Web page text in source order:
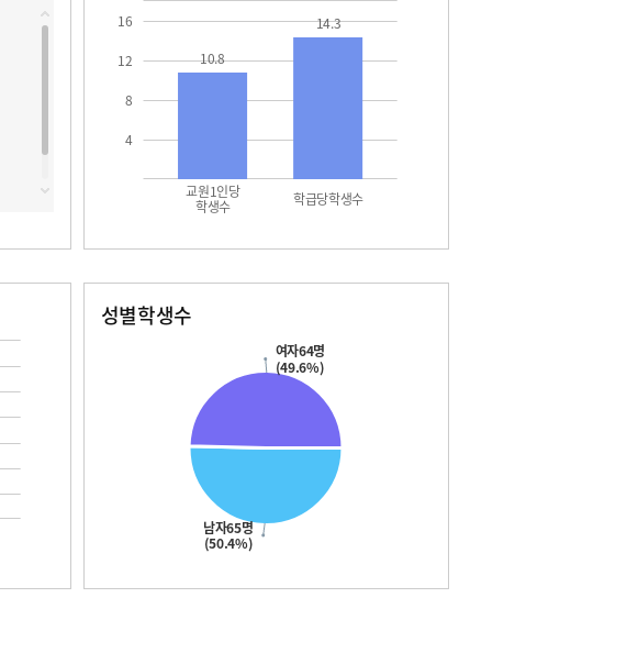
2026. 08. 13 목 ~ 2026. 08. 19 수
08. 13 목 - 여름방학
08. 14 금 - 여름방학
08. 15 토 - 여름방학
08. 16 일 - 여름방학
08. 18 화 - 여름방학
08. 19 수 - 여름방학
4
8
12
16
교원1인당
학생수 학급당학생수
10.8
14.3
성별학생수
남자65명
(50.4%)
여자64명
(49.6%)